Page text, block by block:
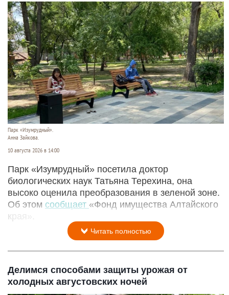
Парк «Изумрудный».
Анна Зайкова.
10 августа 2026 в 14:00
Парк «Изумрудный» посетила доктор
биологических наук Татьяна Терехина, она
высоко оценила преобразования в зеленой зоне.
Об этом сообщает «Фонд имущества Алтайского
края».
Читать полностью
Делимся способами защиты урожая от
холодных августовских ночей